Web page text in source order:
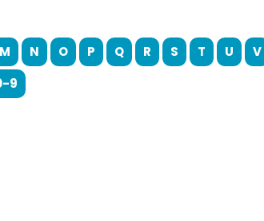
M N O P Q R S T U V
9